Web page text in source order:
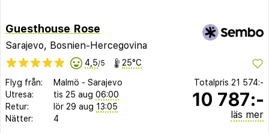
Guesthouse Rose
Sarajevo, Bosnien-Hercegovina
4,5/5 25°C
Flyg från: Malmö - Sarajevo
Utresa:
tis 25 aug 06:00
Retur:
lör 29 aug 13:05
Nätter:
4
Totalpris 21 574:-
10 787:-
läs mer